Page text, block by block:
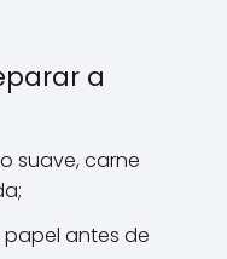
a
suave, carne
papel antes de